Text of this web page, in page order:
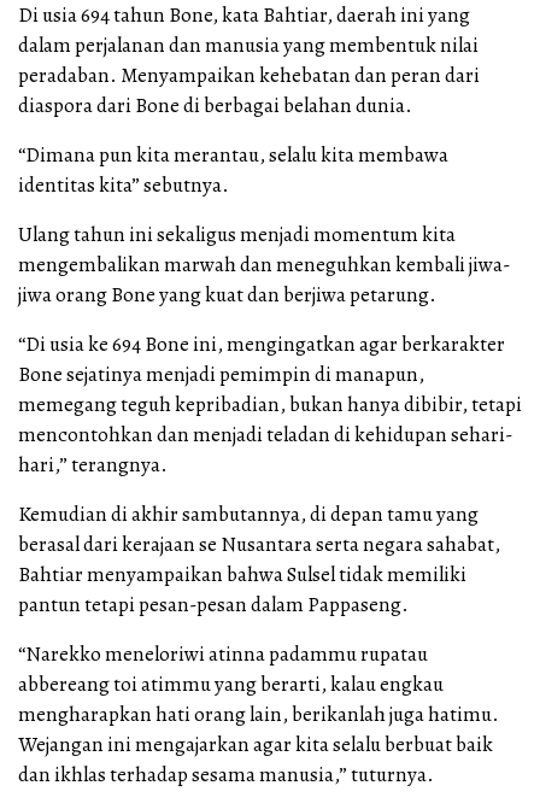
Di usia 694 tahun Bone, kata Bahtiar, daerah ini yang
dalam perjalanan dan manusia yang membentuk nilai
peradaban. Menyampaikan kehebatan dan peran dari
diaspora dari Bone di berbagai belahan dunia.
“Dimana pun kita merantau, selalu kita membawa
identitas kita” sebutnya.
Ulang tahun ini sekaligus menjadi momentum kita
mengembalikan marwah dan meneguhkan kembali jiwa-
jiwa orang Bone yang kuat dan berjiwa petarung.
“Di usia ke 694 Bone ini, mengingatkan agar berkarakter
Bone sejatinya menjadi pemimpin di manapun,
memegang teguh kepribadian, bukan hanya dibibir, tetapi
mencontohkan dan menjadi teladan di kehidupan sehari-
hari,” terangnya.
Kemudian di akhir sambutannya, di depan tamu yang
berasal dari kerajaan se Nusantara serta negara sahabat,
Bahtiar menyampaikan bahwa Sulsel tidak memiliki
pantun tetapi pesan-pesan dalam Pappaseng.
“Narekko meneloriwi atinna padammu rupatau
abbereang toi atimmu yang berarti, kalau engkau
mengharapkan hati orang lain, berikanlah juga hatimu.
Wejangan ini mengajarkan agar kita selalu berbuat baik
dan ikhlas terhadap sesama manusia,” tuturnya.